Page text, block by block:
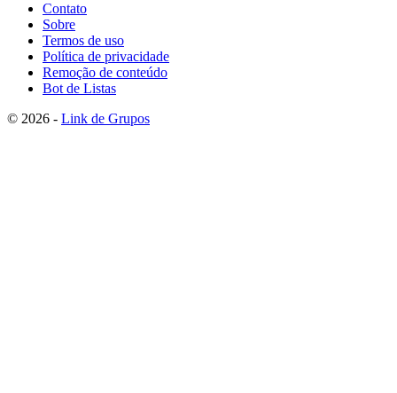
Contato
Sobre
Termos de uso
Política de privacidade
Remoção de conteúdo
Bot de Listas
© 2026 - Link de Grupos